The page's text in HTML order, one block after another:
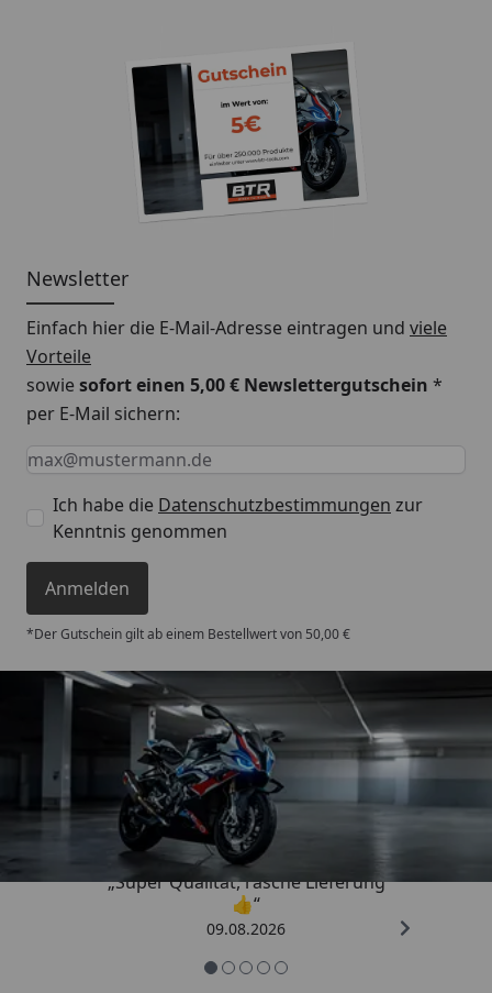
Newsletter
Einfach hier die E-Mail-Adresse eintragen und viele
Vorteile
sowiesofort einen 5,00 € Newslettergutschein *
per E-Mail sichern:
Keine Eingabe erforderlich
Eingabe erforderlich
E-Mail *
Ich habe die Datenschutzbestimmungen zur
Kenntnis genommen
Anmelden
*Der Gutschein gilt ab einem Bestellwert von 50,00 €
Trusted Shops
4,85/ 5
„Super Qualität, rasche Lieferung
👍“
09.08.2026